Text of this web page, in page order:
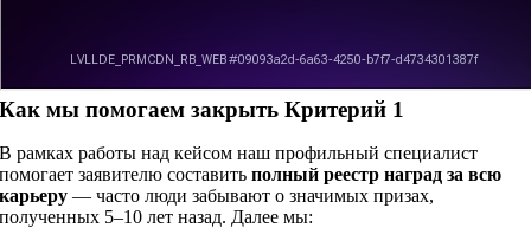
Как мы помогаем закрыть Критерий 1
В рамках работы над кейсом наш профильный специалист
помогает заявителю составитьполный реестр наград за всю
карьеру — часто люди забывают о значимых призах,
полученных 5–10 лет назад. Далее мы: